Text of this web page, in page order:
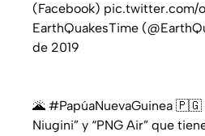
(Facebook) pic.twitter.com/
EarthQuakesTime
de 2019
🌋 #PapúaNuevaGuinea 🇵🇬
Niugini” y “PNG Air” que